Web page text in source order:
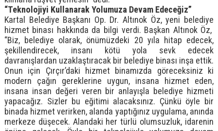
“Teknolojiyi Kullanarak Yolumuza Devam Edeceğiz”
Kartal Belediye Başkanı Op. Dr. Altınok Öz, yeni belediye
hizmet binası hakkında da bilgi verdi. Başkan Altınok Öz,
“Biz, belediye olarak, önümüzdeki 20 yıla hitap edecek,
şekillendirecek, insanı kötü yola sevk edecek
davranışlardan uzaklaştıracak bir belediye binası inşa ettik.
Onun için Çırçır’daki hizmet binamızda göreceksiniz ki
modern çağın gereklerine uygun, insana hizmet eden,
insana insan değeri veren bir anlayışla belediye hizmeti
yapacağız. Sizler bu eğitimi alacaksınız. Çünkü öyle bir
binada hizmet verirken, alanda yaptığınız uygulama, anında
merkeze düşecek. Alandaki her türlü olumsuzluk, idarenin